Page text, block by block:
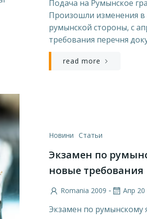
Подача на Румынское
Произошли изменения в
румынской стороны, с
требования перечня
read more
Новини Статьи
Экзамен по
новые требования
Romania 2009 - Апр 20
Экзамен по румынскому